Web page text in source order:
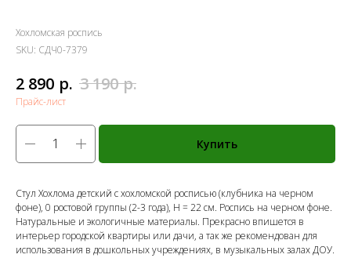
Хохломская роспись
SKU: СДЧ0-7379
2 890 р. 3 190 р.
Прайс-лист
Купить
Стул Хохлома детский с хохломской росписью (клубника на черном
фоне), 0 ростовой группы (2-3 года), Н = 22 см. Роспись на черном фоне.
Натуральные и экологичные материалы. Прекрасно впишется в
интерьер городской квартиры или дачи, а так же рекомендован для
использования в дошкольных учреждениях, в музыкальных залах ДОУ.